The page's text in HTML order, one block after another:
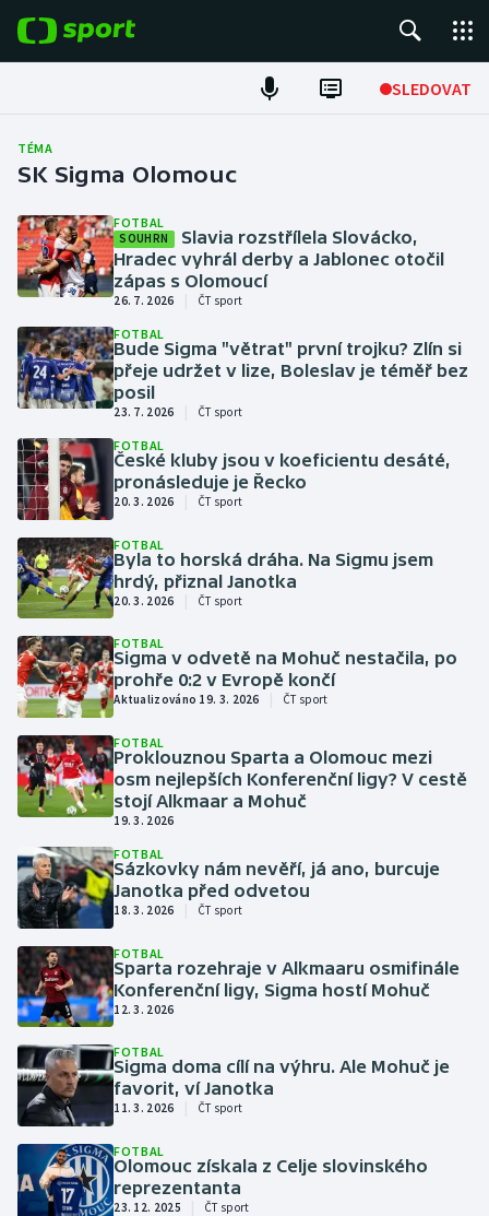
SLEDOVAT
Fotbal
Hokej
Tenis
Atletika
Cyklistika
DALŠÍ SPORTY
Americký fotbal
Baseball a softbal
Basketbal
Biatlon
Boby a skeleton
Box
Curling
Dostihy
Florbal
Futsal
Golf
Gymnastika
Házená
Judo
NEPŘEHLÉDNĚTE
Soutěže
Historické návraty
Aplikace ČT sport
AZ kvíz
TÉMA
SK Sigma Olomouc
FOTBAL
SOUHRN
Slavia rozstřílela Slovácko,
Hradec vyhrál derby a Jablonec otočil
zápas s Olomoucí
26. 7. 2026 ČT sport
FOTBAL
Bude Sigma "větrat" první trojku? Zlín si
přeje udržet v lize, Boleslav je téměř bez
posil
23. 7. 2026 ČT sport
FOTBAL
České kluby jsou v koeficientu desáté,
pronásleduje je Řecko
20. 3. 2026 ČT sport
FOTBAL
Byla to horská dráha. Na Sigmu jsem
hrdý, přiznal Janotka
20. 3. 2026 ČT sport
FOTBAL
Sigma v odvetě na Mohuč nestačila, po
prohře 0:2 v Evropě končí
Aktualizováno 19. 3. 2026 ČT sport
FOTBAL
Proklouznou Sparta a Olomouc mezi
osm nejlepších Konferenční ligy? V cestě
stojí Alkmaar a Mohuč
19. 3. 2026
FOTBAL
Sázkovky nám nevěří, já ano, burcuje
Janotka před odvetou
18. 3. 2026 ČT sport
FOTBAL
Sparta rozehraje v Alkmaaru osmifinále
Konferenční ligy, Sigma hostí Mohuč
12. 3. 2026
FOTBAL
Sigma doma cílí na výhru. Ale Mohuč je
favorit, ví Janotka
11. 3. 2026 ČT sport
FOTBAL
Olomouc získala z Celje slovinského
reprezentanta
23. 12. 2025 ČT sport